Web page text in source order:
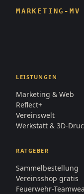
MARKETING-MV
LEISTUNGEN
Marketing & Web
Reflect+
Vereinswelt
Werkstatt & 3D-
RATGEBER
Sammelbestellung
Vereinsshop gratis
Feuerwehr-